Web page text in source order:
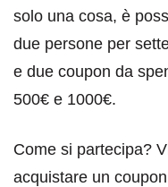
solo una cosa, è
due persone per
e due coupon da
500€ e 1000€.
Come si partecipa?
acquistare un